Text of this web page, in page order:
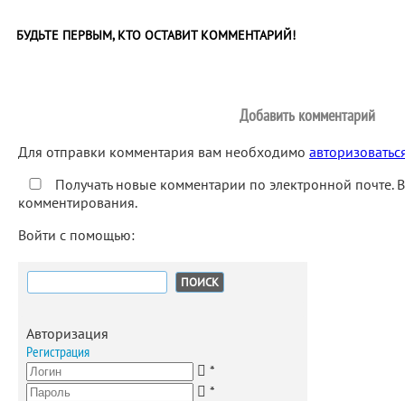
БУДЬТЕ ПЕРВЫМ, КТО ОСТАВИТ КОММЕНТАРИЙ!
Добавить комментарий
Для отправки комментария вам необходимо
Получать новые комментарии по электронной почте.
комментирования.
Войти с помощью:
Найти:
Авторизация
Регистрация
*
*